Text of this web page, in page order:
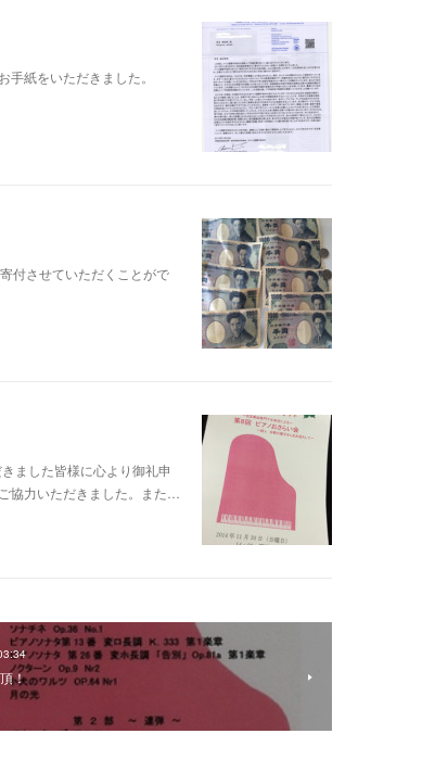
紙をいただきました。
付させていただくことがで
ました皆様に心より御礼申
協力いただきました。また…
！